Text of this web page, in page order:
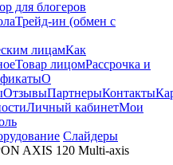
для блогеров
Трейд-ин (обмен с
лицамКак
Товар лицомРассрочка и
О
ОтзывыПартнерыКонтакты
Личный кабинетМои
Слайдеры
AXIS 120 Multi-axis